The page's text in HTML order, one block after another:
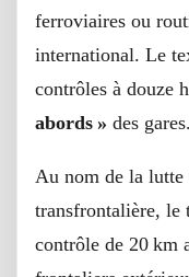
ferroviaires ou
international. Le
contrôles à douze
abords » des gares.
Au nom de la
transfrontalière, le
contrôle de 20 km